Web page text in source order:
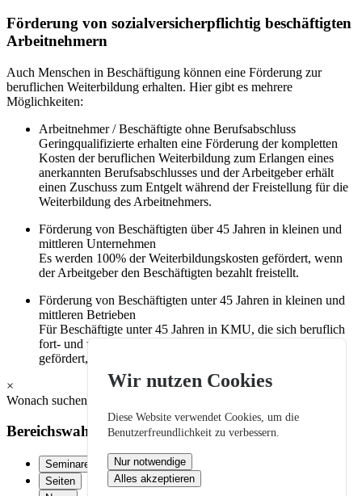
Wir nutzen Cookies
Diese Website verwendet Cookies, um die
Benutzerfreundlichkeit zu verbessern.
Nur notwendige
Alles akzeptieren
Förderung von sozialversicherpflichtig beschäftigten
Arbeitnehmern
Auch Menschen in Beschäftigung können eine Förderung zur
beruflichen Weiterbildung erhalten. Hier gibt es mehrere
Möglichkeiten:
Arbeitnehmer / Beschäftigte ohne Berufsabschluss
Geringqualifizierte erhalten eine Förderung der kompletten
Kosten der beruflichen Weiterbildung zum Erlangen eines
anerkannten Berufsabschlusses und der Arbeitgeber erhält
einen Zuschuss zum Entgelt während der Freistellung für die
Weiterbildung des Arbeitnehmers.
Förderung von Beschäftigten über 45 Jahren in kleinen und
mittleren Unternehmen
Es werden 100% der Weiterbildungskosten gefördert, wenn
der Arbeitgeber den Beschäftigten bezahlt freistellt.
Förderung von Beschäftigten unter 45 Jahren in kleinen und
mittleren Betrieben
Für Beschäftigte unter 45 Jahren in KMU, die sich beruflich
fort- und weiterbilden, werden 50% der Lehrgangskosten
gefördert, wenn der Arbeitgeber die anderen 50% trägt.
×
Wonach suchen Sie?
Bereichswahl:
Seminare
Seiten